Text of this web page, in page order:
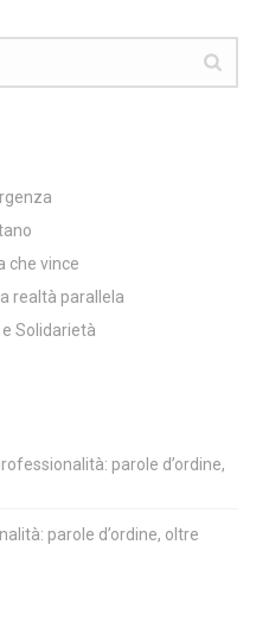
che vince
realtà parallela
e Solidarietà
parole d’ordine,
parole d’ordine, oltre